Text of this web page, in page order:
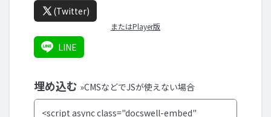
(Twitter)
またはPlayer版
LINE
埋め込む »CMSなどでJSが使えない場合